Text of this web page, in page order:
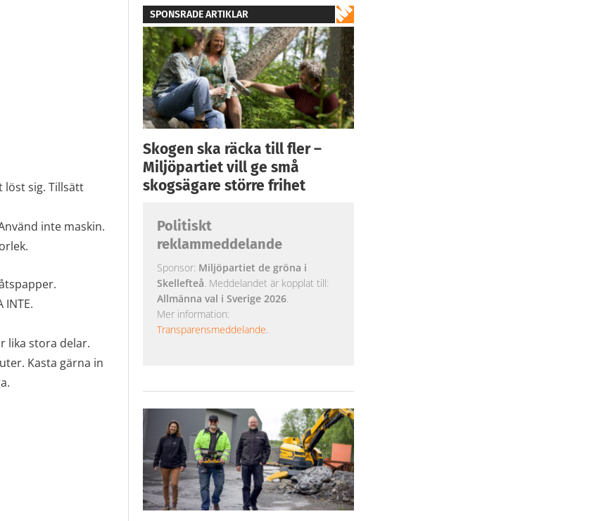
löst sig. Tillsätt
inte maskin.
lika stora delar.
Kasta gärna in
SPONSRADE ARTIKLAR
Skogen ska räcka till fler –
Miljöpartiet vill ge små
skogsägare större frihet
Politiskt
reklammeddelande
Sponsor: Miljöpartiet de gröna i
Skellefteå. Meddelandet är kopplat till:
Allmänna val i Sverige 2026.
Mer information:
Transparensmeddelande.